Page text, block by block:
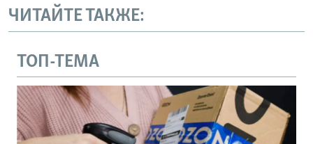
ЧИТАЙТЕ ТАКЖЕ:
ТОП-ТЕМА